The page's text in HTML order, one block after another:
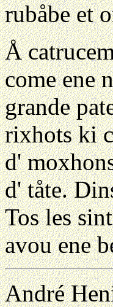
rubåbe et
Å
come ene
grande
rixhots ki
d'
d' tåte.
Tos les
avou ene
André